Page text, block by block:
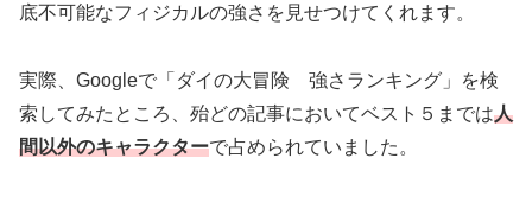
底不可能なフィジカルの強さを見せつけてくれます。
実際、Googleで「ダイの大冒険 強さランキング」を検
索してみたところ、殆どの記事においてベスト５までは人
間以外のキャラクターで占められていました。